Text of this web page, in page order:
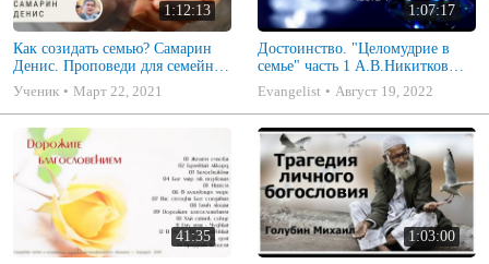
1:12:13
Как созидать семью? Самарин
Денис. Проповеди для семейных
МСЦ ЕХБ
Ученик Март 22, 2021
1:07:17
Достоинство. "Целомудрие в
семье" часть 1 А.В.Никитков
Беседа для семейных МСЦ ЕХБ
Evangelist Август 19, 2022
41:35 1:03:00